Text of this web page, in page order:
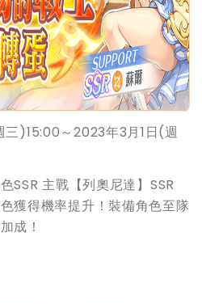
)15:00～2023年3月1日(週
SSR 主戰【列奧尼達】SSR
獲得機率提升！裝備角色至隊
成！